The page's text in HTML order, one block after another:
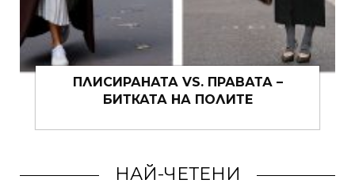
ПЛИСИРАНАТА VS. ПРАВАТА –
БИТКАТА НА ПОЛИТЕ
НАЙ-ЧЕТЕНИ